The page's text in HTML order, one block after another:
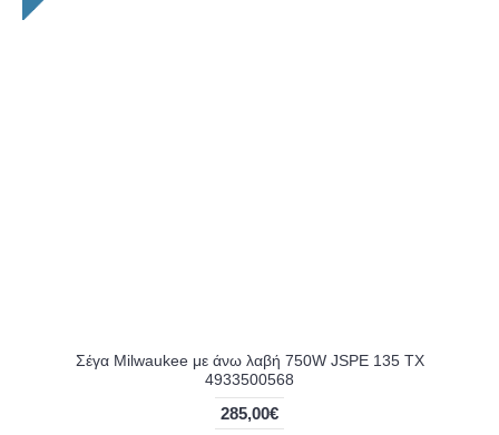
Σέγα Milwaukee με άνω λαβή 750W JSPE 135 TX
4933500568
285,00€